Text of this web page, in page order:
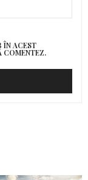
ÎN ACEST
COMENTEZ.